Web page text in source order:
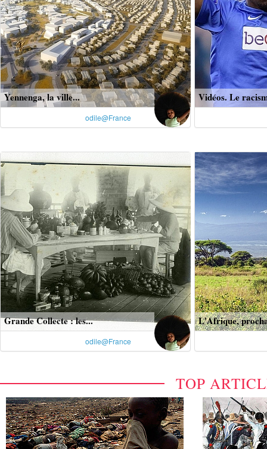
Yennenga, la ville...
odile@France
Vidéos. Le
Grande Collecte : les...
odile@France
L'Afrique,
TOP